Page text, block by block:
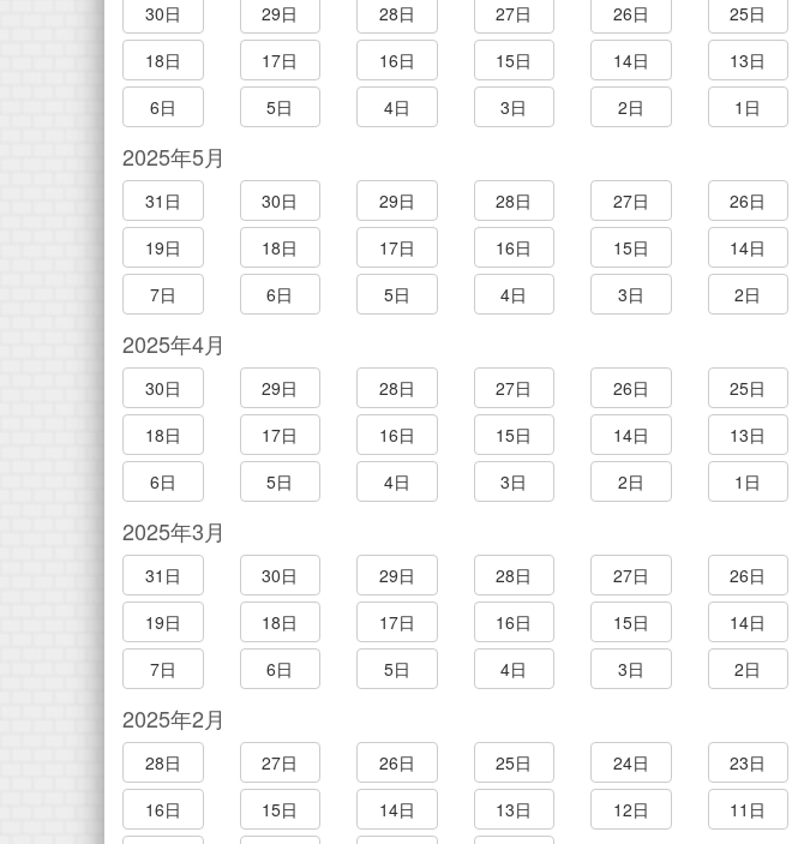
30日 29日 28日 27日 26日 25日
18日
17日 16日 15日 14日 13日
6日
5日 4日 3日 2日 1日
2025年5月
31日 30日 29日 28日 27日 26日
19日
18日 17日 16日 15日 14日
7日
6日 5日 4日 3日 2日
2025年4月
30日 29日 28日 27日 26日 25日
18日
17日 16日 15日 14日 13日
6日
5日 4日 3日 2日 1日
2025年3月
31日 30日 29日 28日 27日 26日
19日
18日 17日 16日 15日 14日
7日
6日 5日 4日 3日 2日
2025年2月
28日 27日 26日 25日 24日 23日
16日
15日 14日 13日 12日 11日